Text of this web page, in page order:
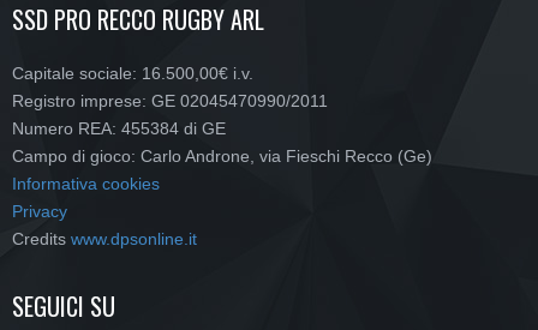
SSD PRO RECCO RUGBY ARL
Capitale sociale: 16.500,00€ i.v.
Registro imprese: GE 02045470990/2011
Numero REA: 455384 di GE
Campo di gioco: Carlo Androne, via Fieschi Recco (Ge)
Informativa cookies
Privacy
Credits www.dpsonline.it
SEGUICI SU